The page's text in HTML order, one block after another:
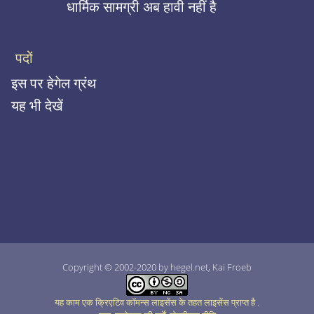
धार्मिक सामग्री अब हावी नहीं है
पदों
इस पर हेगेल ग्रंथ
यह भी देखें
Copyright © 2002-2020 by hegel.net, Kai Froeb
यह काम एक क्रिएटिव कॉमन्स लाइसेंस के तहत लाइसेंस प्राप्त है.